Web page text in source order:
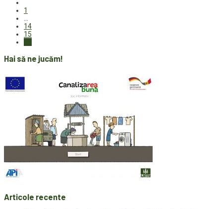
1
14
15
Hai să ne jucăm!
Articole recente